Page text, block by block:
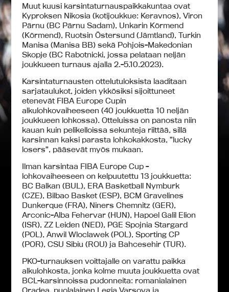
Muut kuusi karsintaturnauspaikkakuntaa ovat
Kyproksen Nikosia (kotijoukkue: Keravnos), Viron
Pärnu (BC Pärnu Sadam), Unkarin Körmend
(Körmend), Ruotsin Östersund (Jämtland), Turkin
Manisa (Manisa BB) sekä Pohjois-Makedonian
Skopje (BC Rabotnicki, jossa pelataan neljän
joukkueen turnaus ajalla 2.-5.10.2023).
Karsintaturnausten ottelutuloksista laaditaan
sarjataulukot, joiden ykkösiksi sijoittuneet
etenevät FIBA Europe Cupin
alkulohkovaiheeseen (40 joukkuetta 10 neljän
joukkueen lohkossa). Otteluissa on panosta niin
kauan kuin pelikelloissa sekunteja riittää, sillä
karsinnan kaksi parasta lohkokakkosta, ”lucky
losers”, pääsevät myös mukaan.
Ilman karsintaa FIBA Europe Cup -
lohkovaiheeseen on kelpuutettu 13 joukkuetta:
BC Balkan (BUL), ERA Basketball Nymburk
(CZE), Bilbao Basket (ESP), BCM Gravelines
Dunkerque (FRA), Niners Chemnitz (GER),
Arconic-Alba Fehervar (HUN), Hapoel Galil Elion
(ISR), ZZ Leiden (NED), PGE Spojnia Stargard
(POL), Anwil Wloclawek (POL), Sporting CP
(POR), CSU Sibiu (ROU) ja Bahcesehir (TUR).
PKO-turnauksen voittajalle on varattu paikka
alkulohkosta, jonka kolme muuta joukkuetta ovat
BCL-karsinnoissa pudonneita: romanialainen